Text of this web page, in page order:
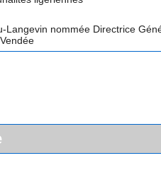
Langevin nommée Directrice